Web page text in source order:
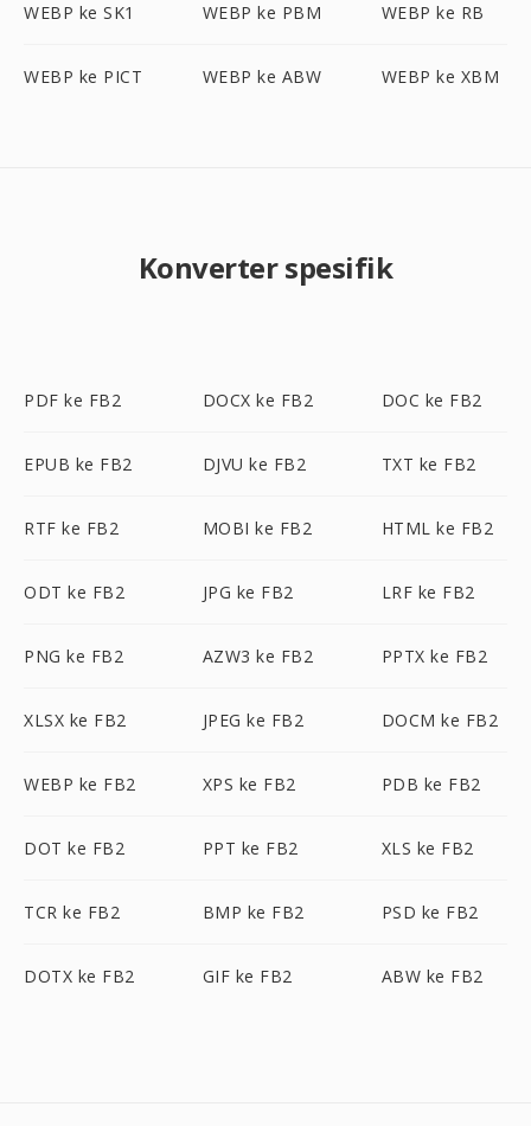
WEBP ke SK1 WEBP ke PBM WEBP ke RB
WEBP ke PICT WEBP ke ABW WEBP ke XBM
Konverter spesifik
PDF ke FB2 DOCX ke FB2 DOC ke FB2
EPUB ke FB2 DJVU ke FB2 TXT ke FB2
RTF ke FB2 MOBI ke FB2 HTML ke FB2
ODT ke FB2 JPG ke FB2 LRF ke FB2
PNG ke FB2 AZW3 ke FB2 PPTX ke FB2
XLSX ke FB2 JPEG ke FB2 DOCM ke FB2
WEBP ke FB2 XPS ke FB2 PDB ke FB2
DOT ke FB2 PPT ke FB2 XLS ke FB2
TCR ke FB2 BMP ke FB2 PSD ke FB2
DOTX ke FB2 GIF ke FB2 ABW ke FB2